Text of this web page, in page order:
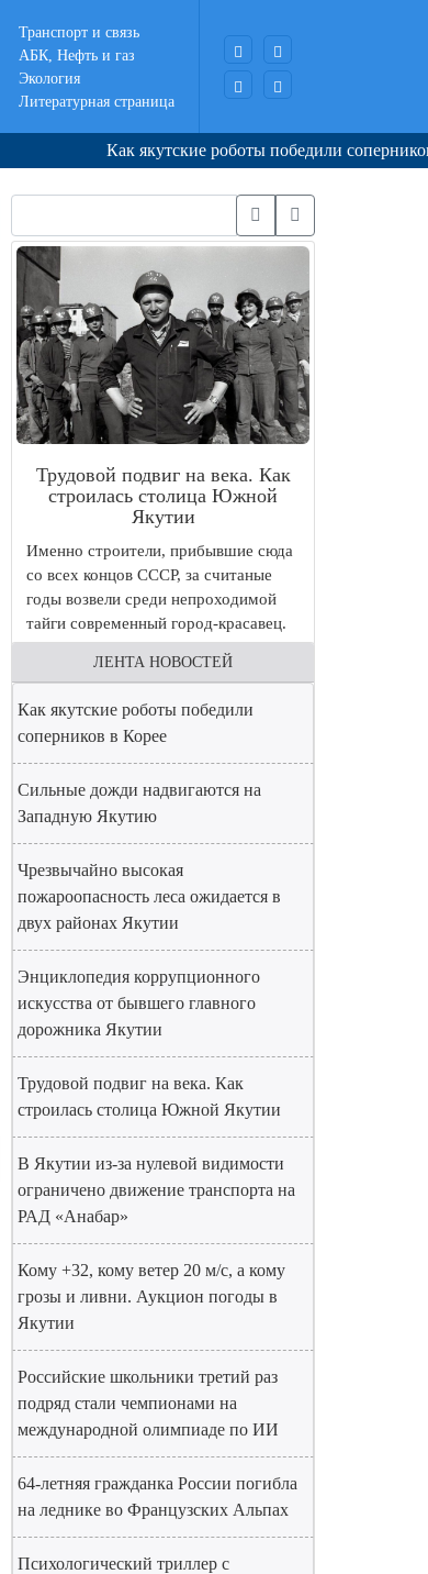
Транспорт и связь
АБК, Нефть и газ
Экология
Литературная страница
Как якутские роботы победили соперников в
Трудовой подвиг на века. Как
строилась столица Южной
Якутии
Именно строители, прибывшие сюда
со всех концов СССР, за считаные
годы возвели среди непроходимой
тайги современный город-красавец.
ЛЕНТА НОВОСТЕЙ
Как якутские роботы победили
соперников в Корее
Сильные дожди надвигаются на
Западную Якутию
Чрезвычайно высокая
пожароопасность леса ожидается в
двух районах Якутии
Энциклопедия коррупционного
искусства от бывшего главного
дорожника Якутии
Трудовой подвиг на века. Как
строилась столица Южной Якутии
В Якутии из-за нулевой видимости
ограничено движение транспорта на
РАД «Анабар»
Кому +32, кому ветер 20 м/с, а кому
грозы и ливни. Аукцион погоды в
Якутии
Российские школьники третий раз
подряд стали чемпионами на
международной олимпиаде по ИИ
64-летняя гражданка России погибла
на леднике во Французских Альпах
Психологический триллер с